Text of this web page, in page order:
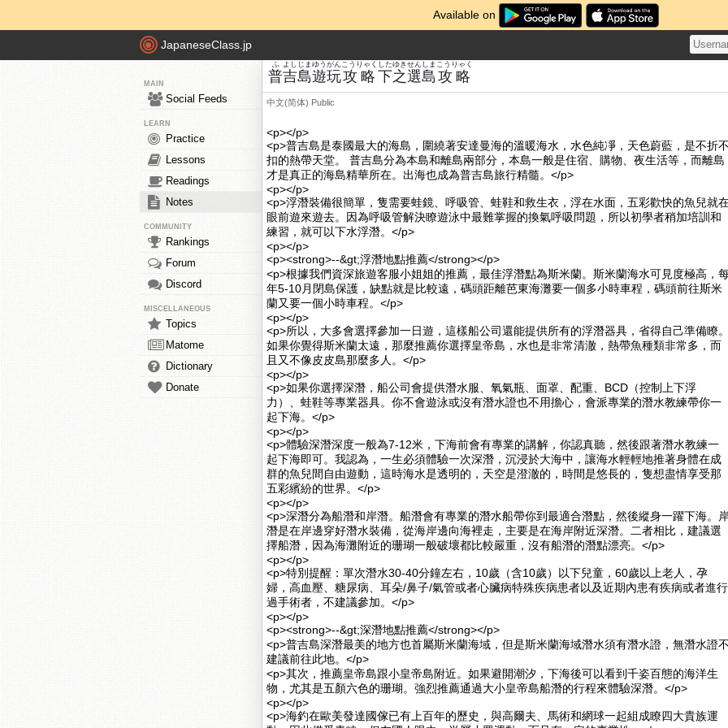
Available on
JapaneseClass.jp
MAIN
Social Feeds
LEARN
Practice
Lessons
Readings
Notes
COMMUNITY
Rankings
Forum
Discord
MISCELLANEOUS
Topics
Matome
Dictionary
Donate
普
ふ
吉島
よしじま
遊
ゆう
玩
がん
攻略
こうりゃく
下
した
之
ゆき
選
せん
島
しま
攻略
こうりゃく
中文(简体) Public
<p></p>
<p>普吉島是泰國最大的海島，圍繞著安達曼海的溫暖海水，水色純凈，天色蔚藍，是不折
扣的熱帶天堂。 普吉島分為本島和離島兩部分，本島一般是住宿、購物、夜生活等，而離島
才是真正的海島精華所在。出海也成為普吉島旅行精髓。</p>
<p></p>
<p>浮潛裝備很簡單，隻需要蛙鏡、呼吸管、蛙鞋和救生衣，浮在水面，五彩歡快的魚兒就
眼前遊來遊去。因為呼吸管解決瞭遊泳中最難掌握的換氣呼吸問題，所以初學者稍加培訓和
練習，就可以下水浮潛。</p>
<p></p>
<p><strong>--&gt;浮潛地點推薦</strong></p>
<p>根據我們資深旅遊客服小姐姐的推薦，最佳浮潛點為斯米蘭。斯米蘭海水可見度極高，
年5-10月閉島保護，缺點就是比較遠，碼頭距離芭東海灘要一個多小時車程，碼頭前往斯米
蘭又要一個小時車程。</p>
<p></p>
<p>所以，大多會選擇參加一日遊，這樣船公司還能提供所有的浮潛器具，省得自己準備瞭
如果你覺得斯米蘭太遠，那麼推薦你選擇皇帝島，水也是非常清澈，熱帶魚種類非常多，而
且又不像皮皮島那麼多人。</p>
<p></p>
<p>如果你選擇深潛，船公司會提供潛水服、氧氣瓶、面罩、配重、BCD（控制上下浮
力）、蛙鞋等專業器具。你不會遊泳或沒有潛水證也不用擔心，會派專業的潛水教練帶你一
起下海。</p>
<p></p>
<p>體驗深潛深度一般為7-12米，下海前會有專業的講解，你認真聽，然後跟著潛水教練一
起下海即可。我認為，一生必須體驗一次深潛，沉浸於大海中，讓海水輕輕地推著身體在成
群的魚兒間自由遊動，這時海水是透明的，天空是澄澈的，時間是悠長的，隻想盡情享受那
五彩繽紛的世界。</p>
<p></p>
<p>深潛分為船潛和岸潛。船潛會有專業的潛水船帶你到最適合潛點，然後縱身一躍下海。
潛是在岸邊穿好潛水裝備，從海岸邊向海裡走，主要是在海岸附近深潛。二者相比，建議選
擇船潛，因為海灘附近的珊瑚一般破壞都比較嚴重，沒有船潛的潛點漂亮。</p>
<p></p>
<p>特別提醒：單次潛水30-40分鐘左右，10歲（含10歲）以下兒童，60歲以上老人，孕
婦，高血壓、糖尿病、耳朵/鼻子/氣管或者心臟病特殊疾病患者以及近期內患有疾病或者進行
過手術者，不建議參加。</p>
<p></p>
<p><strong>--&gt;深潛地點推薦</strong></p>
<p>普吉島深潛最美的地方也首屬斯米蘭海域，但是斯米蘭海域潛水須有潛水證，無潛水證
建議前往此地。</p>
<p>其次，推薦皇帝島跟小皇帝島附近。如果避開潮汐，下海後可以看到千姿百態的海洋生
物，尤其是五顏六色的珊瑚。強烈推薦通過大小皇帝島船潛的行程來體驗深潛。</p>
<p></p>
<p>海釣在歐美發達國傢已有上百年的歷史，與高爾夫、馬術和網球一起組成瞭四大貴族運